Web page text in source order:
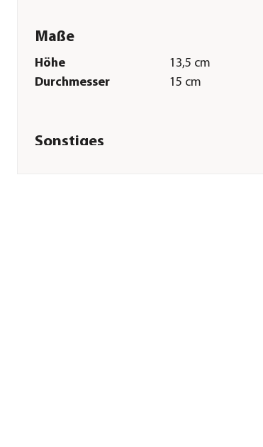
Maße
Höhe
13,5 cm
Durchmesser
15 cm
Sonstiges